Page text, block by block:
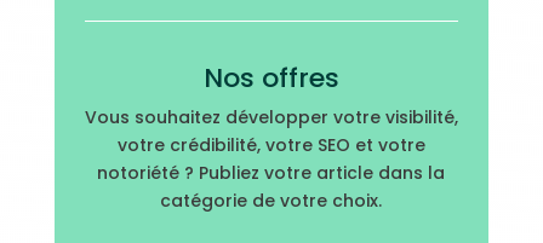
Nos offres
Vous souhaitez développer votre visibilité,
votre crédibilité, votre SEO et votre
notoriété ? Publiez votre article dans la
catégorie de votre choix.